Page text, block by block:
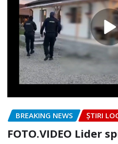
BREAKING NEWS ȘTIRI
FOTO.VIDEO Lider